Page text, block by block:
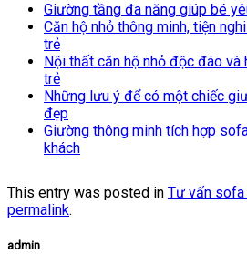
Giường tầng đa năng giúp bé
Căn hộ nhỏ thông minh, tiện
trẻ
Nội thất căn hộ nhỏ độc đáo và
trẻ
Những lưu ý để có một chiếc
đẹp
Giường thông minh tích hợp
khách
This entry was posted in Tư vấn
permalink.
admin